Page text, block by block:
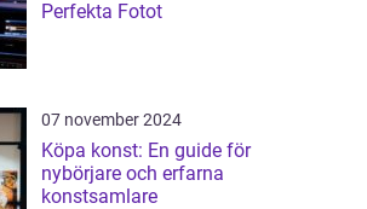
Perfekta Fotot
07 november 2024
Köpa konst: En guide för
nybörjare och erfarna
konstsamlare